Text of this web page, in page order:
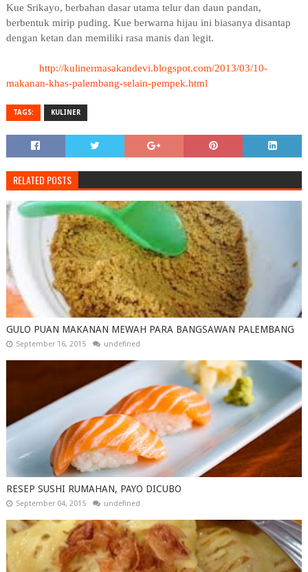
Kue Srikayo, berbahan dasar utama telur dan daun pandan,
berbentuk mirip puding. Kue berwarna hijau ini biasanya disantap
dengan ketan dan memiliki rasa manis dan legit.
http://kulinermasakandevi.blogspot.com/2013/03/10-
makanan-khas-palembang-selain-pempek.html
TAGS: KULINER
RELATED POSTS
GULO PUAN MAKANAN MEWAH PARA BANGSAWAN PALEMBANG
September 16, 2015 undefined
RESEP SUSHI RUMAHAN, PAYO DICUBO
September 04, 2015 undefined